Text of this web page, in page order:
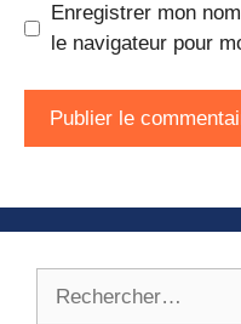
Enregistrer mon
le navigateur pour